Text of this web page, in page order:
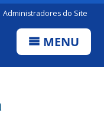
Administradores do Site
MENU